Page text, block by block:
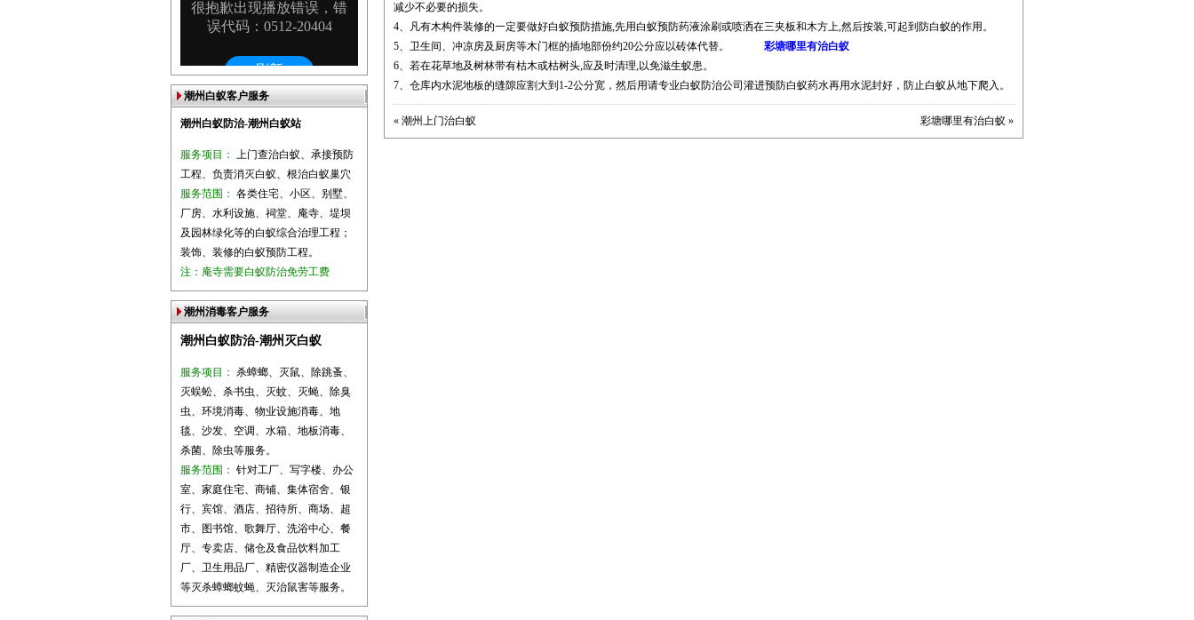
潮州白蚁客户服务
潮州白蚁防治-潮州白蚁站
服务项目： 上门查治白蚁、承接预防
工程、负责消灭白蚁、根治白蚁巢穴
服务范围： 各类住宅、小区、别墅、
厂房、水利设施、祠堂、庵寺、堤坝
及园林绿化等的白蚁综合治理工程；
装饰、装修的白蚁预防工程。
注：庵寺需要白蚁防治免劳工费
潮州消毒客户服务
潮州白蚁防治-潮州灭白蚁
服务项目： 杀蟑螂、灭鼠、除跳蚤、
灭蜈蚣、杀书虫、灭蚊、灭蝇、除臭
虫、环境消毒、物业设施消毒、地
毯、沙发、空调、水箱、地板消毒、
杀菌、除虫等服务。
服务范围： 针对工厂、写字楼、办公
室、家庭住宅、商铺、集体宿舍、银
行、宾馆、酒店、招待所、商场、超
市、图书馆、歌舞厅、洗浴中心、餐
厅、专卖店、储仓及食品饮料加工
厂、卫生用品厂、精密仪器制造企业
等灭杀蟑螂蚊蝇、灭治鼠害等服务。
减少不必要的损失。
4、凡有木构件装修的一定要做好白蚁预防措施,先用白蚁预防药液涂刷或喷洒在三夹板和木方上,然后按装,可起到防白蚁的作用。
5、卫生间、冲凉房及厨房等木门框的插地部份约20公分应以砖体代替。
彩塘哪里有治白蚁
6、若在花草地及树林带有枯木或枯树头,应及时清理,以免滋生蚁患。
7、仓库内水泥地板的缝隙应割大到1-2公分宽，然后用请专业白蚁防治公司灌进预防白蚁药水再用水泥封好，防止白蚁从地下爬入。
« 潮州上门治白蚁 彩塘哪里有治白蚁 »